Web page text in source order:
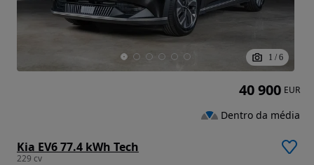
1 / 6
Kia EV6 77.4 kWh Tech
229 cv
40 900 EUR
Dentro da média